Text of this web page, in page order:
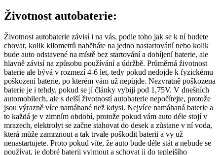
Životnost autobaterie:
Životnost autobaterie závisí i na vás, podle toho jak se k ní budete
chovat, kolik kilometrů naběháte na jedno nastartování nebo kolik
bude auto odstavené na místě bez startování a dobíjení baterie, ale
hlavně závisí na způsobu používání a údržbě. Průměrná životnost
baterie ale bývá v rozmezí 4-6 let, tedy pokud nedojde k fyzickému
poškození baterie, po kterém vám už nepůjde. Nezvratně poškozena
baterie je i tehdy, pokud se jí články vybijí pod 1,75V. V dnešních
automobilech, ale s delší životností autobaterie nepočítejte, protože
jsou výrazně více namáhané než kdysi. Nejvíce namáhaná baterie a
to každá je v zimním období, protože pokud vám auto déle stojí v
mrazech, elektrolyt se začne stahovat do desek a zůstane v ní voda,
která může zamrznout a tak trvale poškodit baterii a vy už
nenastartujete. Proto pokud víte, že auto bude déle stát a nebude se
používat, je dobré baterii vyjmout a schovat ji do teplejšího